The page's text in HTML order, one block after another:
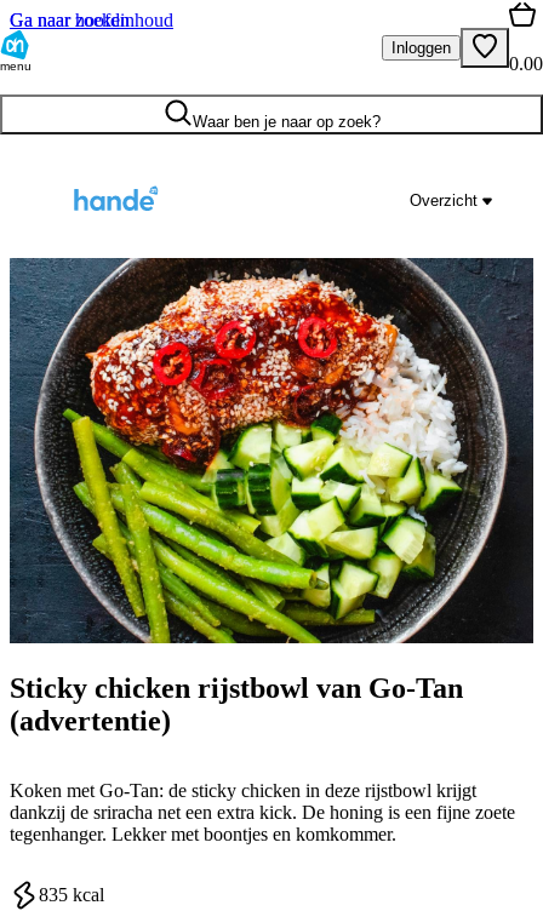
Ga naar hoofdinhoud
Ga naar zoeken
menu
Inloggen
0.00
Waar ben je naar op zoek?
Overzicht
Sticky chicken rijstbowl van Go-Tan
(advertentie)
Koken met Go-Tan: de sticky chicken in deze rijstbowl krijgt
dankzij de sriracha net een extra kick. De honing is een fijne zoete
tegenhanger. Lekker met boontjes en komkommer.
835 kcal
Go-Tan